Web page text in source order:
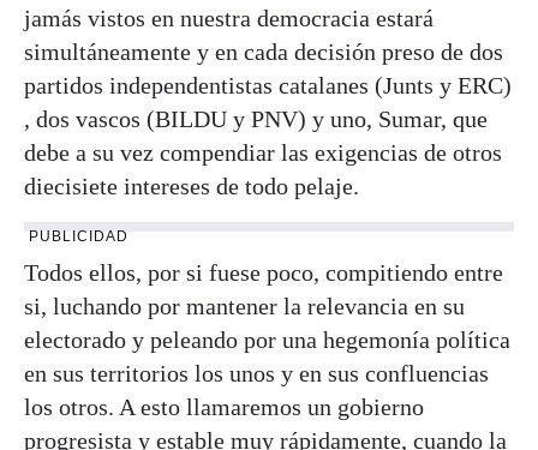
jamás vistos en nuestra democracia estará
simultáneamente y en cada decisión preso de dos
partidos independentistas catalanes (Junts y ERC)
, dos vascos (BILDU y PNV) y uno, Sumar, que
debe a su vez compendiar las exigencias de otros
diecisiete intereses de todo pelaje.
PUBLICIDAD
Todos ellos, por si fuese poco, compitiendo entre
si, luchando por mantener la relevancia en su
electorado y peleando por una hegemonía política
en sus territorios los unos y en sus confluencias
los otros. A esto llamaremos un gobierno
progresista y estable muy rápidamente, cuando la